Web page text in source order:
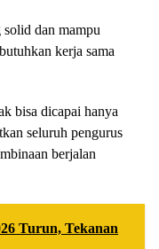
dan mampu
kerja sama
bisa dicapai hanya
seluruh pengurus
berjalan
Turun, Tekanan